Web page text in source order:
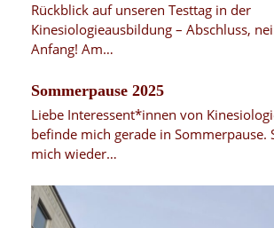
Rückblick auf unseren Testtag in der
Kinesiologieausbildung – Abschluss,
Anfang! Am…
Sommerpause 2025
Liebe Interessent*innen von
befinde mich gerade in Sommerpause.
mich wieder…